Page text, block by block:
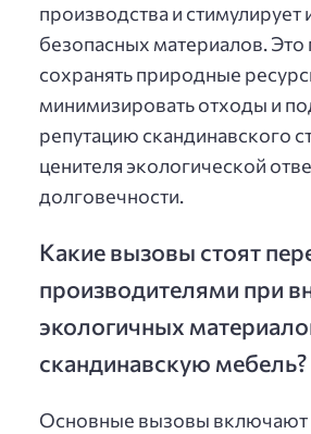
производства и стимулирует
безопасных материалов. Это
сохранять природные
минимизировать отходы и
репутацию скандинавского
ценителя экологической
долговечности.
Какие вызовы стоят
производителями при
экологичных
скандинавскую мебель?
Основные вызовы